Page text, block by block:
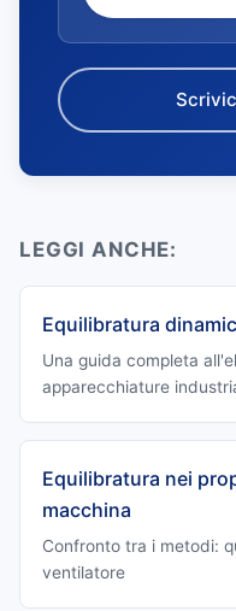
LEGGI ANCHE:
Equilibratura
Una guida completa
apparecchiature
Equilibratura nei
macchina
Confronto tra i metodi:
ventilatore